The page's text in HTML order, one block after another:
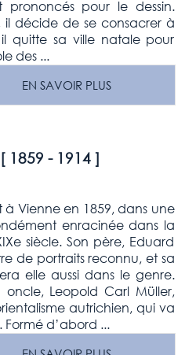
pour le dessin.
il décide de se consacrer à
quitte sa ville natale pour
des ...
EN SAVOIR PLUS
1859 - 1914]
à Vienne en 1859, dans une
enracinée dans la
siècle. Son père, Eduard
de portraits reconnu, et sa
elle aussi dans le genre.
oncle, Leopold Carl Müller,
autrichien, qui va
d’abord ...